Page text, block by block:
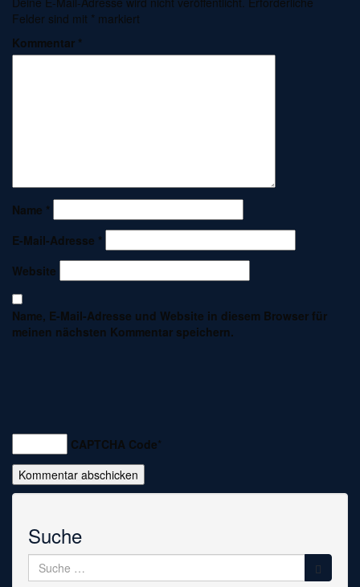
Felder sind mit * markiert
Kommentar *
Name *
E-Mail-Adresse *
Website
Name, E-Mail-Adresse und Website in diesem Browser für
meinen nächsten Kommentar speichern.
CAPTCHA Code*
Suche
Suche
nach: